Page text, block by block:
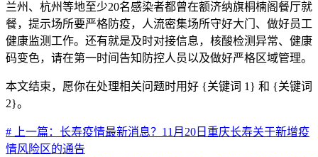
兰州、杭州等地至少20名感染者都曾在额济纳旗桐楠阁餐厅就
餐，提示场所要严格防疫，人流密集场所守好大门、做好员工
健康监测工作。还有就是及时对接信息，核酸检测异常、健康
码变色，请在第一时间告知防控人员以及做好严格区域管理。
本文结束，愿你在处理相关问题时用好 {关键词 1} 和 {关键词
2}。
# 上一篇：长寿疫情最新消息？11月20日重庆长寿关于新增疫
情风险区的通告